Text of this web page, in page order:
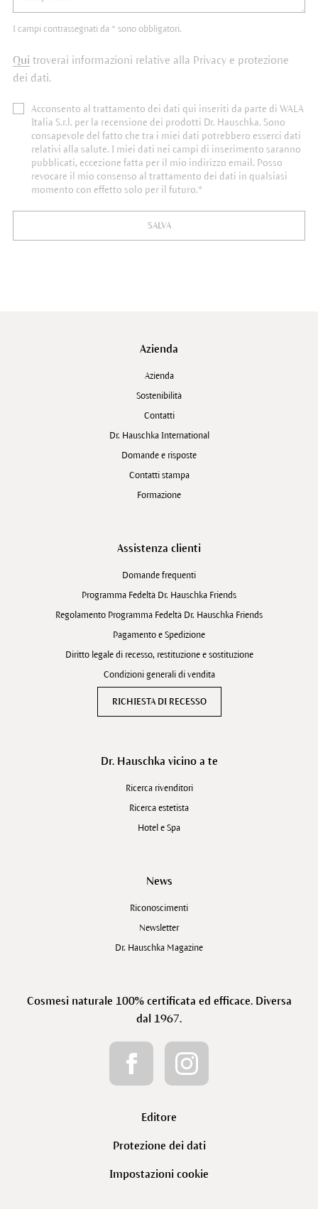
I campi contrassegnati da * sono obbligatori.
Qui troverai informazioni relative alla Privacy e protezione
dei dati.
Acconsento al trattamento dei dati qui inseriti da parte di WALA
Italia S.r.l. per la recensione dei prodotti Dr. Hauschka. Sono
consapevole del fatto che tra i miei dati potrebbero esserci dati
relativi alla salute. I miei dati nei campi di inserimento saranno
pubblicati, eccezione fatta per il mio indirizzo email. Posso
revocare il mio consenso al trattamento dei dati in qualsiasi
momento con effetto solo per il futuro.*
SALVA
Azienda
Azienda
Sostenibilità
Contatti
Dr. Hauschka International
Domande e risposte
Contatti stampa
Formazione
Assistenza clienti
Domande frequenti
Programma Fedeltà Dr. Hauschka Friends
Regolamento Programma Fedeltà Dr. Hauschka Friends
Pagamento e Spedizione
Diritto legale di recesso, restituzione e sostituzione
Condizioni generali di vendita
RICHIESTA DI RECESSO
Dr. Hauschka vicino a te
Ricerca rivenditori
Ricerca estetista
Hotel e Spa
News
Riconoscimenti
Newsletter
Dr. Hauschka Magazine
Cosmesi naturale 100% certificata ed efficace. Diversa
dal 1967.
Editore
Protezione dei dati
Impostazioni cookie